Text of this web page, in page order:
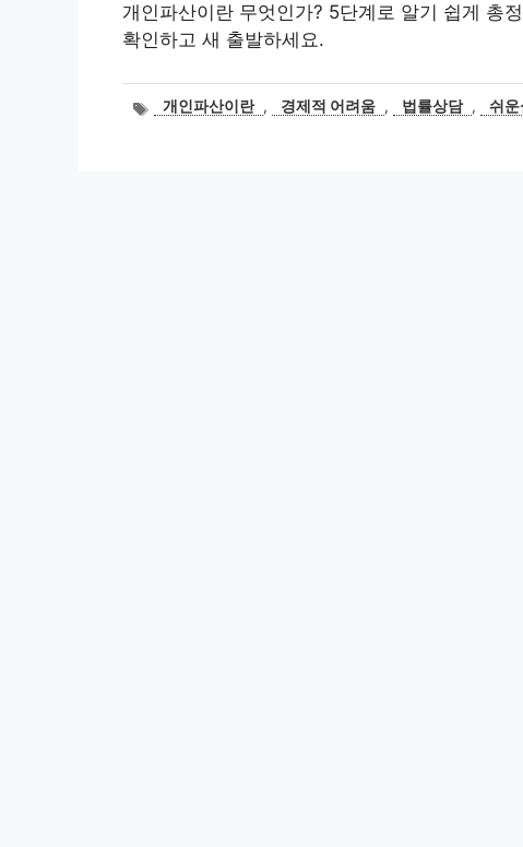
개인파산이란 무엇인가? 5단계로 알기 쉽게 총
확인하고 새 출발하세요.
태개인파산이란 , 경제적 어려움 , 법률상담 , 쉬운